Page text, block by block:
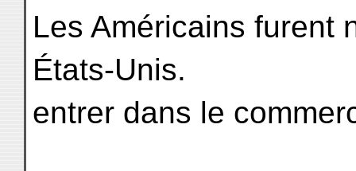
Les Américains furent
États-Unis.
entrer dans le